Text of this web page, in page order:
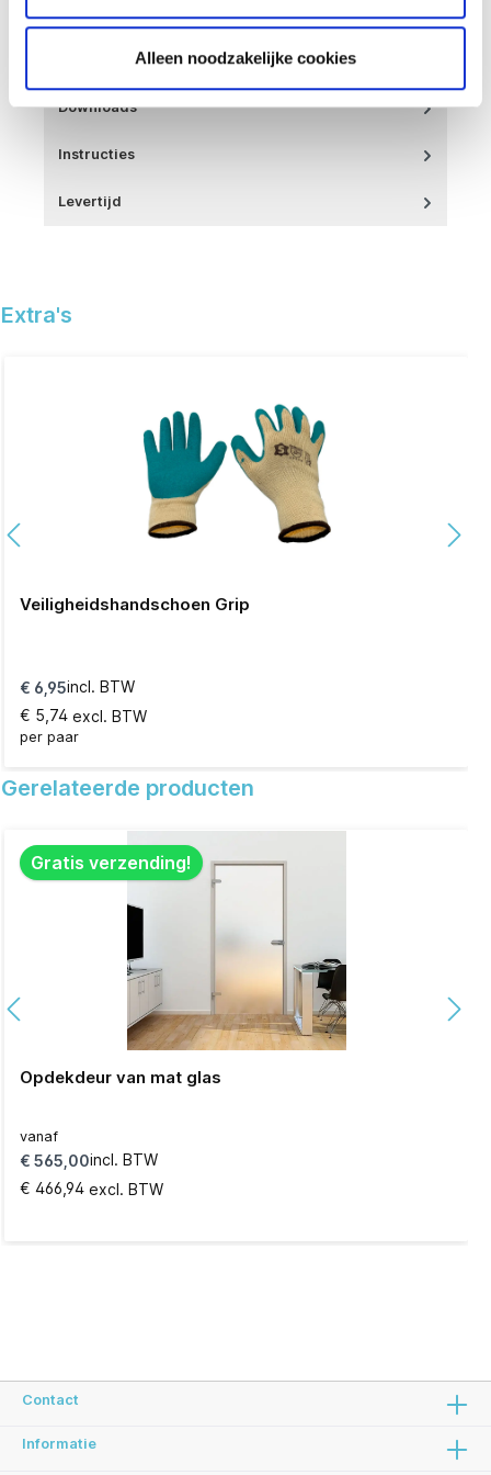
Alleen noodzakelijke cookies
mat (satijn) glas sa…Meer
Downloads
Instructies
Levertijd
Extra's
Veiligheidshandschoen Grip
€ 6,95incl. BTW
€ 5,74 excl. BTW
per paar
Details
Gerelateerde producten
Gratis verzending!
Opdekdeur van mat glas
vanaf
€ 565,00incl. BTW
€ 466,94 excl. BTW
Contact
Informatie